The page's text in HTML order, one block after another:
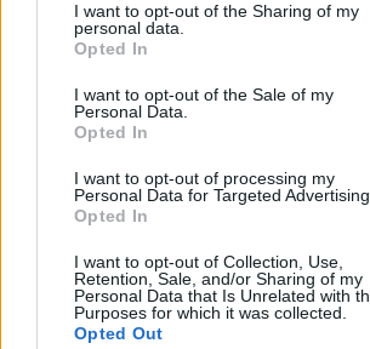
I want to opt-out of the Sharing of my
personal data.
Opted In
I want to opt-out of the Sale of my
Personal Data.
Opted In
I want to opt-out of processing my
Personal Data for Targeted Advertising.
Opted In
I want to opt-out of Collection, Use,
Retention, Sale, and/or Sharing of my
Personal Data that Is Unrelated with
Purposes for which it was collected.
Opted Out
Negatív vízállások,
ÉLŐ BOLYGÓNK 5 perc
Holnapután